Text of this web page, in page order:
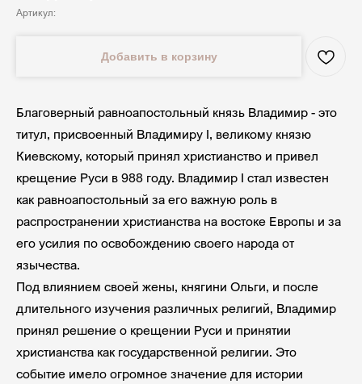
Артикул:
Добавить в корзину
Благоверный равноапостольный князь Владимир - это
титул, присвоенный Владимиру I, великому князю
Киевскому, который принял христианство и привел
крещение Руси в 988 году. Владимир I стал известен
как равноапостольный за его важную роль в
распространении христианства на востоке Европы и за
его усилия по освобождению своего народа от
язычества.
Под влиянием своей жены, княгини Ольги, и после
длительного изучения различных религий, Владимир
принял решение о крещении Руси и принятии
христианства как государственной религии. Это
событие имело огромное значение для истории